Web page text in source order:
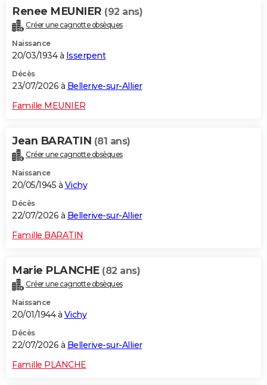
Alimentation
Guide de la santé
Maladies
Médicaments
Sommeil
VOYAGE
Destinations
City break
Voyage nature
Voyage de noces
Forum
Climat
+PHOTO
GUIDES D'ACHAT
BONS PLANS
CARTE DE VOEUX
Dictionnaire
Biographies
Citations
Expressions
Proverbes
PROGRAMME TV
COPAINS D'AVANT
S'inscrire
Se connecter
Lycées
Collèges
Primaires
Universités
Entreprises
Service militaire
Avis de recherche
AVIS DE DÉCÈS
Renee MEUNIER (92 ans)
Créer une cagnotte obsèques
Naissance
20/03/1934 à Isserpent
Décès
23/07/2026 à Bellerive-sur-Allier
Famille MEUNIER
Jean BARATIN (81 ans)
Créer une cagnotte obsèques
Naissance
20/05/1945 à Vichy
Décès
22/07/2026 à Bellerive-sur-Allier
Famille BARATIN
Marie PLANCHE (82 ans)
Créer une cagnotte obsèques
Naissance
20/01/1944 à Vichy
Décès
22/07/2026 à Bellerive-sur-Allier
Famille PLANCHE